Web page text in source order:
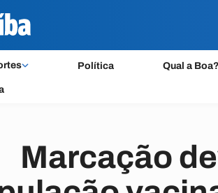
Política Qual a Boa?
Marcação